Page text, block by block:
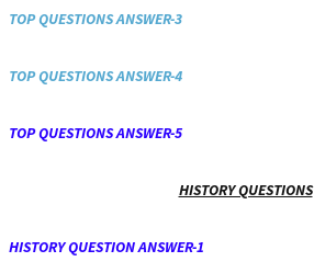
TOP QUESTIONS ANSWER-3
TOP QUESTIONS ANSWER-4
TOP QUESTIONS ANSWER-5
HISTORY QUESTIONS
HISTORY QUESTION ANSWER-1